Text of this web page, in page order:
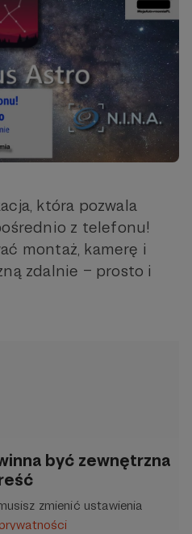
która pozwala
z telefonu!
montaż, kamerę i
zdalnie – prosto i
być zewnętrzna
zmienić ustawienia